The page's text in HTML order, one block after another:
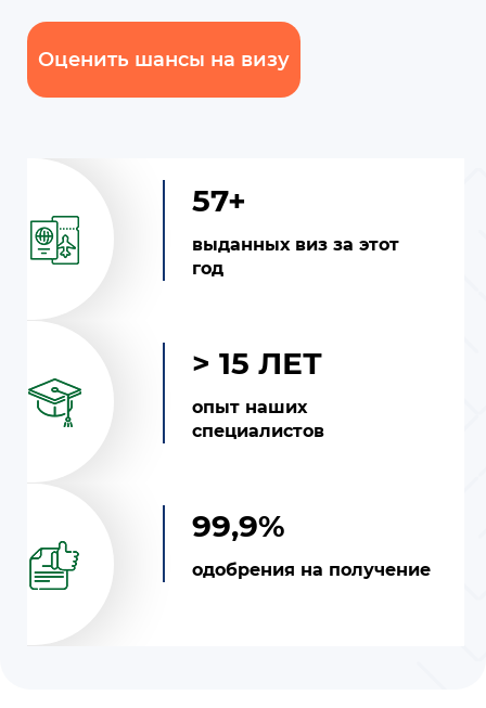
Оценить шансы на визу
57+
выданных виз за этот
год
> 15 ЛЕТ
опыт наших
специалистов
99,9%
одобрения на получение